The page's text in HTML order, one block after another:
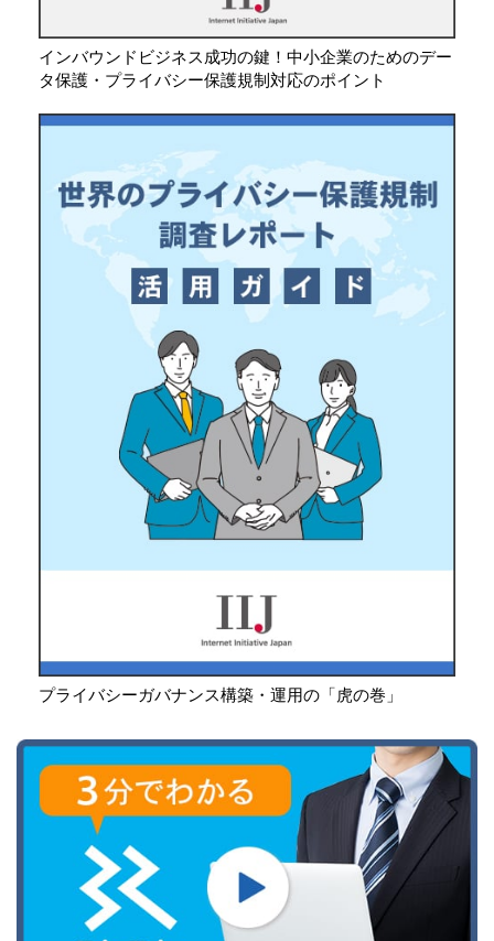
インバウンドビジネス成功の鍵！中小企業のためのデー
タ保護・プライバシー保護規制対応のポイント
プライバシーガバナンス構築・運用の「虎の巻」